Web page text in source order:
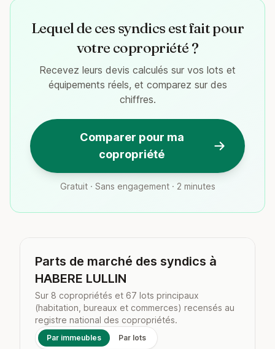
Lequel de ces syndics est fait pour
votre copropriété ?
Recevez leurs devis calculés sur vos lots et
équipements réels, et comparez sur des
chiffres.
Comparer pour ma
copropriété
Gratuit · Sans engagement · 2 minutes
Parts de marché des syndics à
HABERE LULLIN
Sur 8 copropriétés et 67 lots principaux
(habitation, bureaux et commerces) recensés au
registre national des copropriétés.
Par immeubles Par lots